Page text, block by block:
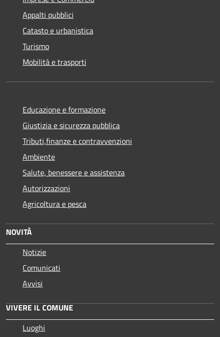
Appalti pubblici
Catasto e urbanistica
Turismo
Mobilità e trasporti
Educazione e formazione
Giustizia e sicurezza pubblica
Tributi,finanze e contravvenzioni
Ambiente
Salute, benessere e assistenza
Autorizzazioni
Agricoltura e pesca
NOVITÀ
Notizie
Comunicati
Avvisi
VIVERE IL COMUNE
Luoghi